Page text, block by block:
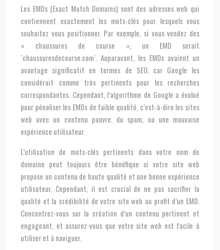
Les EMDs (Exact Match Domains) sont des adresses web qui
contiennent exactement les mots-clés pour lesquels vous
souhaitez vous positionner. Par exemple, si vous vendez des
« chaussures de course », un EMD serait
`chaussuresdecourse.com`. Auparavant, les EMDs avaient un
avantage significatif en termes de SEO, car Google les
considérait comme très pertinents pour les recherches
correspondantes. Cependant, l’algorithme de Google a évolué
pour pénaliser les EMDs de faible qualité, c’est-à-dire les sites
web avec un contenu pauvre, du spam, ou une mauvaise
expérience utilisateur.
L’utilisation de mots-clés pertinents dans votre nom de
domaine peut toujours être bénéfique si votre site web
propose un contenu de haute qualité et une bonne expérience
utilisateur. Cependant, il est crucial de ne pas sacrifier la
qualité et la crédibilité de votre site web au profit d’un EMD.
Concentrez-vous sur la création d’un contenu pertinent et
engageant, et assurez-vous que votre site web est facile à
utiliser et à naviguer.